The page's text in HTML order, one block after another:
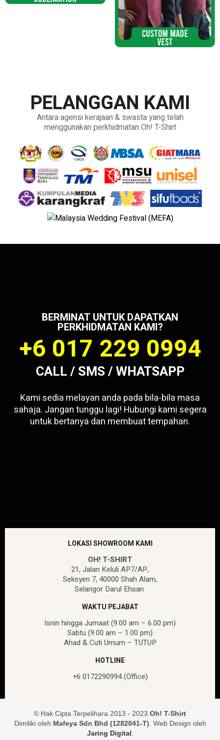
PELANGGAN KAMI
Antara agensi kerajaan & swasta yang telah
menggunakan perkhidmatan Oh! T-Shirt
BERMINAT UNTUK DAPATKAN
PERKHIDMATAN KAMI?
+6 017 229 0994
CALL / SMS / WHATSAPP
Kami sedia melayan anda pada bila-bila masa
sahaja. Jangan tunggu lagi! Hubungi kami segera
untuk bertanya dan membuat tempahan.
LOKASI SHOWROOM KAMI
OH! T-SHIRT
21, Jalan Keluli AP7/AP,
Seksyen 7, 40000 Shah Alam,
Selangor Darul Ehsan.
WAKTU PEJABAT
Isnin hingga Jumaat (9.00 am – 6.00 pm)
Sabtu (9.00 am – 1.00 pm)
Ahad & Cuti Umum – TUTUP
HOTLINE
+6 0172290994 (Office)
© Hak Cipta Terpelihara 2013 - 2023 Oh! T-Shirt
Dimiliki oleh Mafeya Sdn Bhd (1282041-T) . Web Design oleh
Jaring Digital